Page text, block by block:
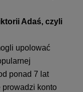
Adaś, czyli
upolować
ponad 7 lat
prowadzi konto